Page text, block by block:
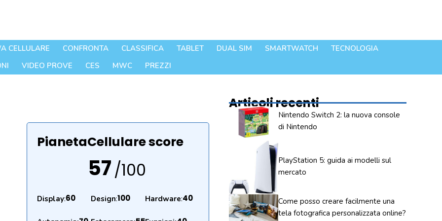
CELLULARE CONFRONTA CLASSIFICA TABLET DUAL SIM SMARTWATCH
TECNOLOGIA
VIDEO PROVE CES MWC PREZZI
PianetaCellulare score
57/100
Display:60 Design:100 Hardware:40
Articoli recenti
Nintendo Switch 2: la nuova console
di Nintendo
PlayStation 5: guida ai modelli sul
mercato
Come posso creare facilmente una
tela fotografica personalizzata online?